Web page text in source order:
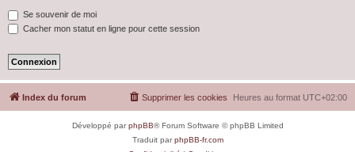
Se souvenir de moi
Cacher mon statut en ligne pour cette session
Index du forum Heures au format UTC+02:00
Supprimer les cookies
Développé parphpBB® Forum Software © phpBB Limited
Traduit parphpBB-fr.com